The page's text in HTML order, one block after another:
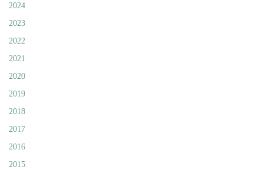
2024
2023
2022
2021
2020
2019
2018
2017
2016
2015